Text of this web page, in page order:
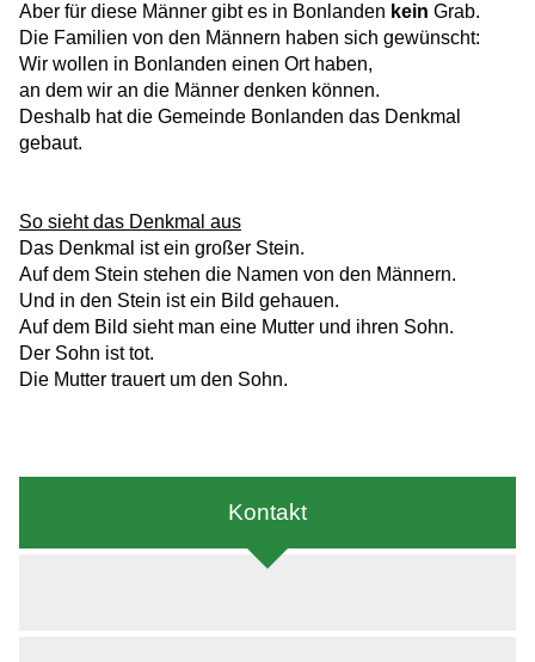
Aber für diese Männer gibt es in Bonlanden kein Grab.
Die Familien von den Männern haben sich gewünscht:
Wir wollen in Bonlanden einen Ort haben,
an dem wir an die Männer denken können.
Deshalb hat die Gemeinde Bonlanden das Denkmal
gebaut.
So sieht das Denkmal aus
Das Denkmal ist ein großer Stein.
Auf dem Stein stehen die Namen von den Männern.
Und in den Stein ist ein Bild gehauen.
Auf dem Bild sieht man eine Mutter und ihren Sohn.
Der Sohn ist tot.
Die Mutter trauert um den Sohn.
Kontakt